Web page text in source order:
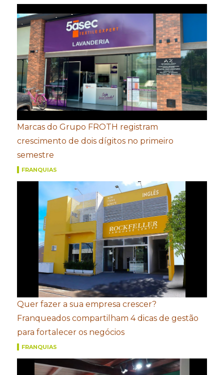
Marcas do Grupo FROTH registram
crescimento de dois dígitos no primeiro
semestre
FRANQUIAS
Quer fazer a sua empresa crescer?
Franqueados compartilham 4 dicas de gestão
para fortalecer os negócios
FRANQUIAS